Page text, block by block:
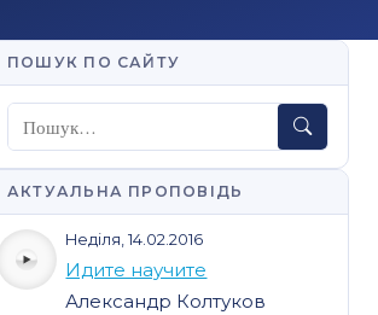
ПОШУК ПО САЙТУ
Пошук
АКТУАЛЬНА ПРОПОВІДЬ
Неділя, 14.02.2016
Идите научите
Александр Колтуков